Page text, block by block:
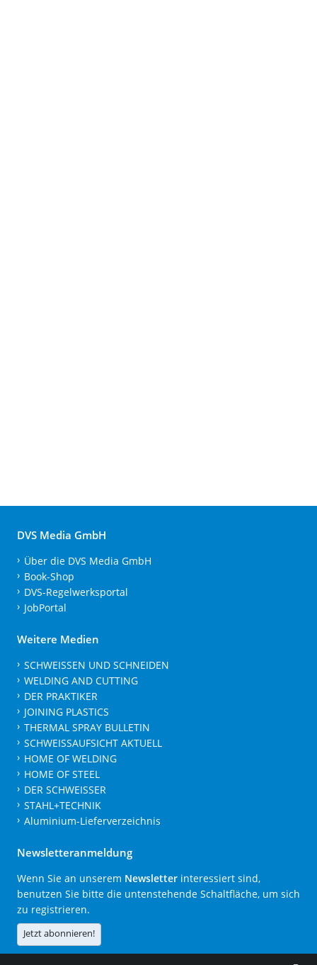
DVS Media GmbH
Über die DVS Media GmbH
Book-Shop
DVS-Regelwerksportal
JobPortal
Weitere Medien
SCHWEISSEN UND SCHNEIDEN
WELDING AND CUTTING
DER PRAKTIKER
JOINING PLASTICS
THERMAL SPRAY BULLETIN
SCHWEISSAUFSICHT AKTUELL
HOME OF WELDING
HOME OF STEEL
DER SCHWEISSER
STAHL+TECHNIK
Aluminium-Lieferverzeichnis
Newsletteranmeldung
Wenn Sie an unserem Newsletter interessiert sind,
benutzen Sie bitte die untenstehende Schaltfläche, um sich
zu registrieren.
Jetzt abonnieren!